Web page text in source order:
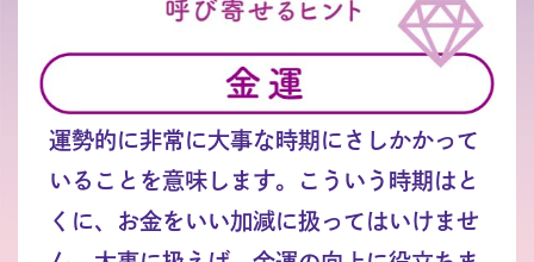
運勢的に非常に大事な時期にさしかかって
いることを意味します。こういう時期はと
くに、お金をいい加減に扱ってはいけませ